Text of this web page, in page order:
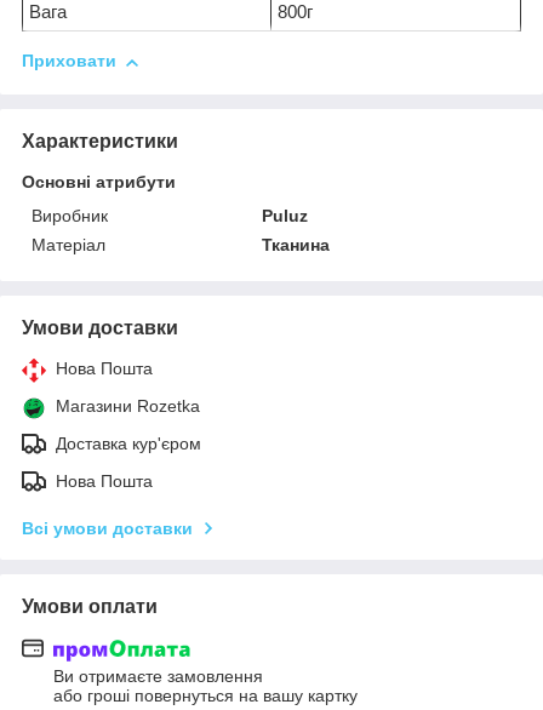
Вага
800г
Приховати
Характеристики
Основні атрибути
Виробник
Puluz
Матеріал
Тканина
Умови доставки
Нова Пошта
Магазини Rozetka
Доставка кур'єром
Нова Пошта
Всі умови доставки
Умови оплати
Ви отримаєте замовлення
або гроші повернуться на вашу картку